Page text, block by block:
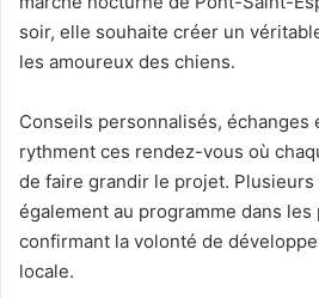
soir, elle souhaite créer un
les amoureux des chiens.
Conseils personnalisés, échanges
rythment ces rendez-vous où
de faire grandir le projet.
également au programme dans les
confirmant la volonté de
locale.